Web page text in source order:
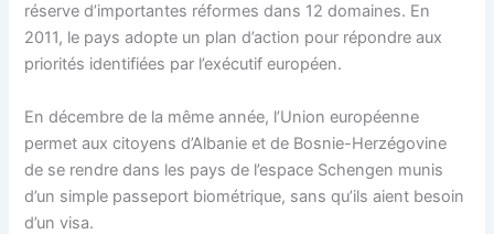
réserve d’importantes réformes dans 12 domaines. En
2011, le pays adopte un plan d’action pour répondre aux
priorités identifiées par l’exécutif européen.
En décembre de la même année, l’Union européenne
permet aux citoyens d’Albanie et de Bosnie-Herzégovine
de se rendre dans les pays de l’espace Schengen munis
d’un simple passeport biométrique, sans qu’ils aient besoin
d’un visa.